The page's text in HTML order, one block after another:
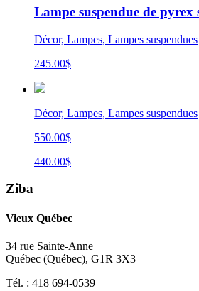
Lampe suspendue de pyrex
Décor, Lampes, Lampes suspendues
245.00$
Décor, Lampes, Lampes suspendues
550.00$
440.00$
Ziba
Vieux Québec
34 rue Sainte-Anne
Québec (Québec), G1R 3X3
Tél. : 418 694-0539